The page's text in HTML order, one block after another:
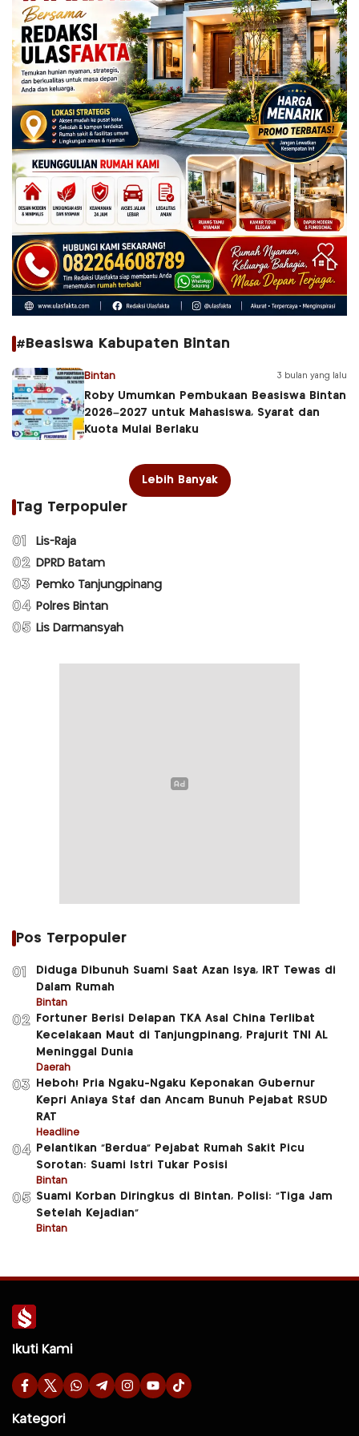
#Beasiswa Kabupaten Bintan
Bintan 3 bulan yang lalu
Roby Umumkan Pembukaan Beasiswa Bintan
2026–2027 untuk Mahasiswa, Syarat dan
Kuota Mulai Berlaku
Lebih Banyak
Tag Terpopuler
01 Lis-Raja
02 DPRD Batam
03 Pemko Tanjungpinang
04 Polres Bintan
05 Lis Darmansyah
Pos Terpopuler
01
Diduga Dibunuh Suami Saat Azan Isya, IRT Tewas di
Dalam Rumah
Bintan
02
Fortuner Berisi Delapan TKA Asal China Terlibat
Kecelakaan Maut di Tanjungpinang, Prajurit TNI AL
Meninggal Dunia
Daerah
03
Heboh! Pria Ngaku-Ngaku Keponakan Gubernur
Kepri Aniaya Staf dan Ancam Bunuh Pejabat RSUD
RAT
Headline
04
Pelantikan “Berdua” Pejabat Rumah Sakit Picu
Sorotan: Suami Istri Tukar Posisi
Bintan
05 Suami Korban Diringkus di Bintan, Polisi: “Tiga Jam
Setelah Kejadian”
Bintan
Ikuti Kami
Kategori